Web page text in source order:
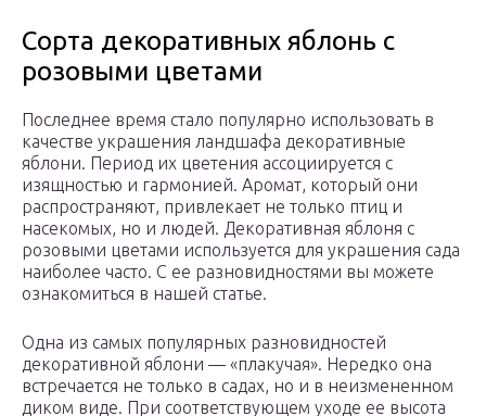
Сорта декоративных яблонь с
розовыми цветами
Последнее время стало популярно использовать в
качестве украшения ландшафа декоративные
яблони. Период их цветения ассоциируется с
изящностью и гармонией. Аромат, который они
распространяют, привлекает не только птиц и
насекомых, но и людей. Декоративная яблоня с
розовыми цветами используется для украшения сада
наиболее часто. С ее разновидностями вы можете
ознакомиться в нашей статье.
Одна из самых популярных разновидностей
декоративной яблони — «плакучая». Нередко она
встречается не только в садах, но и в неизмененном
диком виде. При соответствующем уходе ее высота